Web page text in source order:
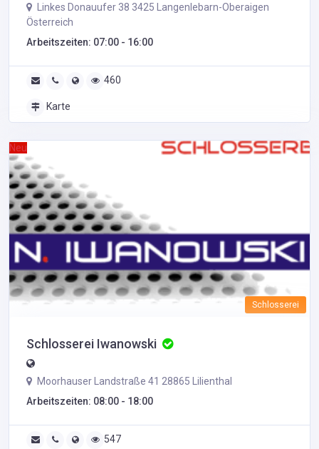
Linkes Donauufer 38 3425 Langenlebarn-Oberaigen
Österreich
Arbeitszeiten: 07:00 - 16:00
460
Karte
Neu
Schlosserei
Schlosserei Iwanowski
Moorhauser Landstraße 41 28865 Lilienthal
Arbeitszeiten: 08:00 - 18:00
547